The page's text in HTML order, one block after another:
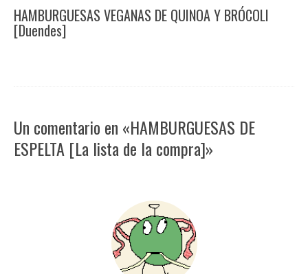
HAMBURGUESAS VEGANAS DE QUINOA Y BRÓCOLI
[Duendes]
Un comentario en «HAMBURGUESAS DE
ESPELTA [La lista de la compra]»